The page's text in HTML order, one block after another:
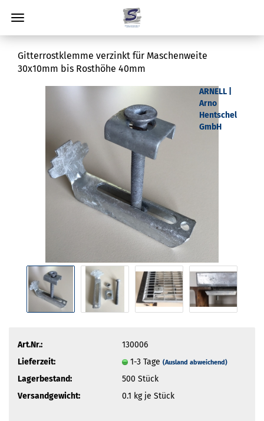
Gitterrostklemme verzinkt für Maschenweite
30x10mm bis Rosthöhe 40mm
ARNELL |
Arno
Hentschel
GmbH
Art.Nr.:
130006
Lieferzeit:
1-3 Tage (Ausland abweichend)
Lagerbestand: 500 Stück
Versandgewicht:
0.1 kg je Stück